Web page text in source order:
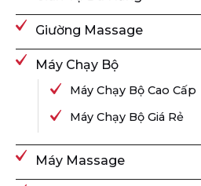
Giường Massage
Máy Chạy Bộ
Máy Chạy Bộ Cao Cấp
Máy Chạy Bộ Giá Rẻ
Máy Massage